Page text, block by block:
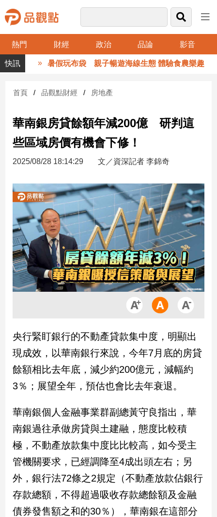
熱門 財經 政治 品論 影音
品
觀
財
台
財
新
產
經/
市
房
地
產
品
政
治
政
治
焦
品
點
民
調
國
會
點
暑假玩布袋 親子暢遊海線生態 體驗食農樂趣
首頁 品觀點財經 房地產
華南銀房貸餘額年減200億 研判這
些區域房價有機會下修！
2025/08/28 18:14:29 文／資深記者 李錦奇
央行緊盯銀行的不動產貸款集中度，明顯出
現成效，以華南銀行來說，今年7月底的房貸
餘額相比去年底，減少約200億元，減幅約
3％；展望全年，預估也會比去年衰退。
華南銀個人金融事業群副總黃守良指出，華
南銀過往承做房貸與土建融，態度比較積
極，不動產放款集中度比比較高，如今受主
管機關要求，已經調降至4成出頭左右；另
外，銀行法72條之2規定（不動產放款佔銀行
存款總額，不得超過吸收存款總餘額及金融
債券發售額之和的30％），華南銀在這部分